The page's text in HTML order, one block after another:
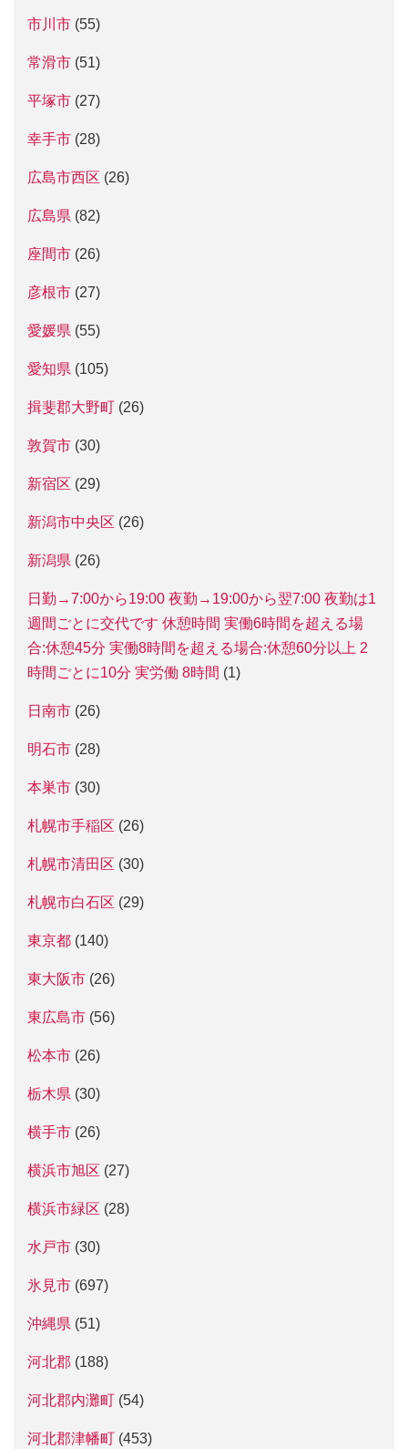
市川市 (55)
常滑市 (51)
平塚市 (27)
幸手市 (28)
広島市西区 (26)
広島県 (82)
座間市 (26)
彦根市 (27)
愛媛県 (55)
愛知県 (105)
揖斐郡大野町 (26)
敦賀市 (30)
新宿区 (29)
新潟市中央区 (26)
新潟県 (26)
日勤→7:00から19:00 夜勤→19:00から翌7:00 夜勤は1
週間ごとに交代です 休憩時間 実働6時間を超える場
合:休憩45分 実働8時間を超える場合:休憩60分以上 2
時間ごとに10分 実労働 8時間 (1)
日南市 (26)
明石市 (28)
本巣市 (30)
札幌市手稲区 (26)
札幌市清田区 (30)
札幌市白石区 (29)
東京都 (140)
東大阪市 (26)
東広島市 (56)
松本市 (26)
栃木県 (30)
横手市 (26)
横浜市旭区 (27)
横浜市緑区 (28)
水戸市 (30)
氷見市 (697)
沖縄県 (51)
河北郡 (188)
河北郡内灘町 (54)
河北郡津幡町 (453)